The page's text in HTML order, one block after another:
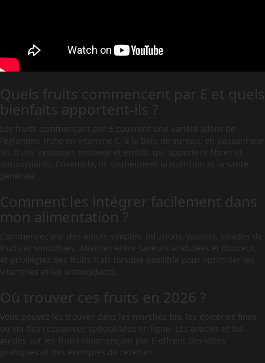
Quels fruits commencent par E et quels
bienfaits apportent-ils ?
Les fruits commençant par E couvrent une variété allant de
l’églantine riche en vitamine C, à la baie de sureau, en passant par
les fruits exotiques entawak et emblic qui apportent fibres et
antioxydants. Ensemble, ils soutiennent la nutrition et la santé
générale.
Comment les intégrer facilement dans
mon alimentation ?
Commencez par des ajouts simples: infusions, yaourts, salades de
fruits et smoothies. Alternez entre saveurs acidulées et douceur,
et privilégiez des fruits frais lorsque possible pour optimiser les
vitamines et les antioxydants.
Où trouver ces fruits en 2026 ?
Vous pouvez les trouver dans les marchés bio, les épiceries fines,
ou via des ressources spécialisées en ligne. Les articles et les
guides sur les fruits commençant par E offrent des idées
pratiques et des exemples de recettes.